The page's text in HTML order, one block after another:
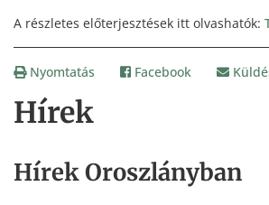
Hírek
Hírek Oroszlányban
A részletes előterjesztések itt olvashatók:
Nyomtatás Facebook